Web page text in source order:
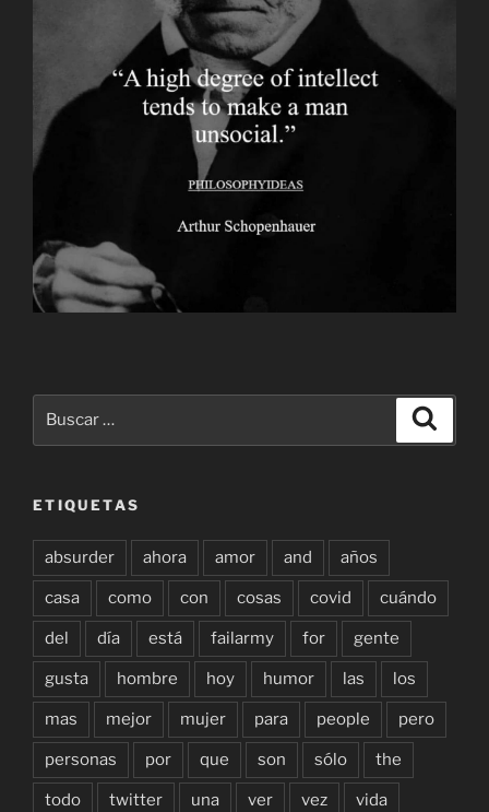
ETIQUETAS
absurder ahora amor and años
casa como con cosas covid cuándo
del día está failarmy for gente
gusta hombre hoy humor las los
mas mejor mujer para people pero
personas por que son sólo the
todo twitter una ver vez vida